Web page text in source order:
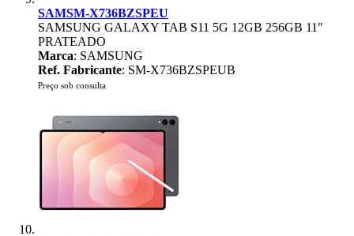
SAMSM-X736BZSPEU
SAMSUNG GALAXY TAB S11 5G 12GB 256GB 11"
PRATEADO
Marca: SAMSUNG
Ref. Fabricante: SM-X736BZSPEUB
Preço sob consulta